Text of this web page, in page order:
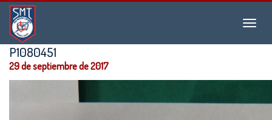
Menu
Instituto
San
Martín
de
P1080451
29 de septiembre de 2017